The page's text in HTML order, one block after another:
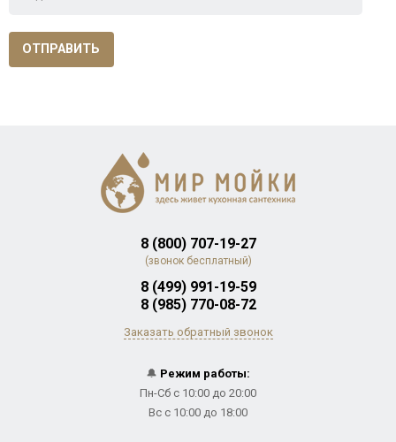
ОТПРАВИТЬ
8 (800) 707-19-27
(звонок бесплатный)
8 (499) 991-19-59
8 (985) 770-08-72
Заказать обратный звонок
🔔 Режим работы:
Пн-Сб с 10:00 до 20:00
Вс с 10:00 до 18:00